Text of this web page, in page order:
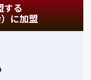
する
に加盟